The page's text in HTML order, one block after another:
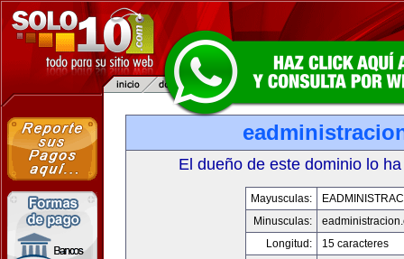
El dueño de este dominio lo
Mayusculas:
Minusculas:
Longitud:
15 caracteres